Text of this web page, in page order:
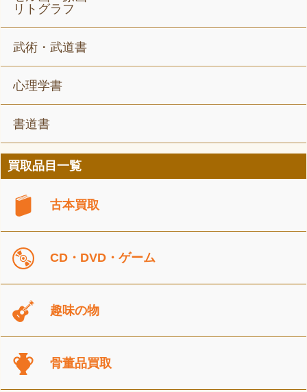
リトグラフ
武術・武道書
心理学書
書道書
買取品目一覧
古本買取
CD・DVD・ゲーム
趣味の物
骨董品買取